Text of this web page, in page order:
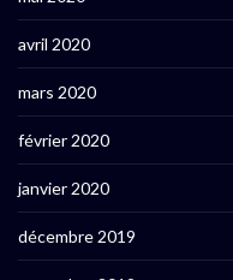
avril 2020
mars 2020
février 2020
janvier 2020
décembre 2019